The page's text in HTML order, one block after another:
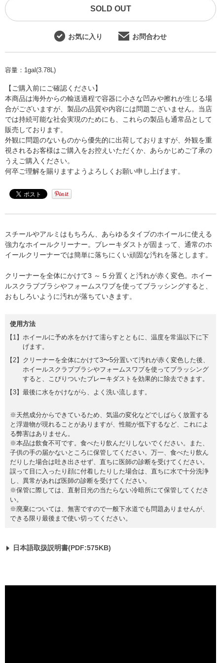
SOLD OUT
お気に入り お問合わせ
容量： 1gal(3.78L)
【ご購入前にご確認ください】
本商品は海外からの輸送過程で容器に小さな凹みや擦れが生じる場
合がございますが、製品の品質や内容には問題ございません。当店
では持続可能な社会実現のためにも、これらの製品も通常品として
販売しております。
外観に問題のないものから優先的に出荷しておりますが、外観を重
視されるお客様はご購入をお控えいただくか、あらかじめご了承の
うえご購入ください。
何卒ご理解を賜りますようよろしくお願い申し上げます。
スチールやアルミはもちろん、あらゆるタイプのホイールに使える
強力なホイールクリーナー。ブレーキダストが固まって、通常のホ
イールクリーナーでは簡単に落ちにくい頑固な汚れを落とします。
クリーナーを全体にかけて3 ～ 5 分置くと汚れが赤く変色。ホイー
ルスクラブブラシやフォームスワブを使ってブラッシングすると、
おもしろいように汚れが落ちていきます。
使用方法
ホイールに予め水をかけて濡らすとともに、温度を常温以下に下
げます。
クリーナーを全体にかけて3〜5分置いて汚れが赤く変色した後、
ホイールスクラブブラシやフォームスワブを使ってブラッシング
すると、こびりついたブレーキダストを効果的に除去できます。
最後に水をかけながら、よく洗い流します。
※天然成分からできているため、気温の変化などでしばらく放置する
と浮遊物が現れることがありますが、性能が低下するなど、これによ
る弊害はありません。
※本品は飲食不可です。食べたり飲んだりしないでください。また、
子供の手の届かないところに保管してください。万一、食べたり飲ん
だりした場合は吐き出させず、直ちに医師の診断を受けてください。
誤って目に入ったり顔に付着したりした場合は、直ちに水で十分洗浄
し、異常があれば医師の診断を受けてください。
※保管に際しては、直射日光の当たらない冷暗所にて保管してくださ
い。
※廃棄については、無害ですので一般下水道でも問題ありませんが、
できる限り最後まで使い切ってください。
日本語取扱説明書(PDF:575KB)